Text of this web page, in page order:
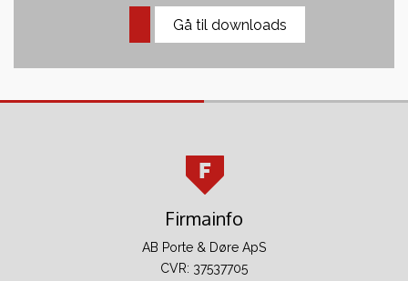
Gå til downloads
Firmainfo
AB Porte & Døre ApS
CVR: 37537705